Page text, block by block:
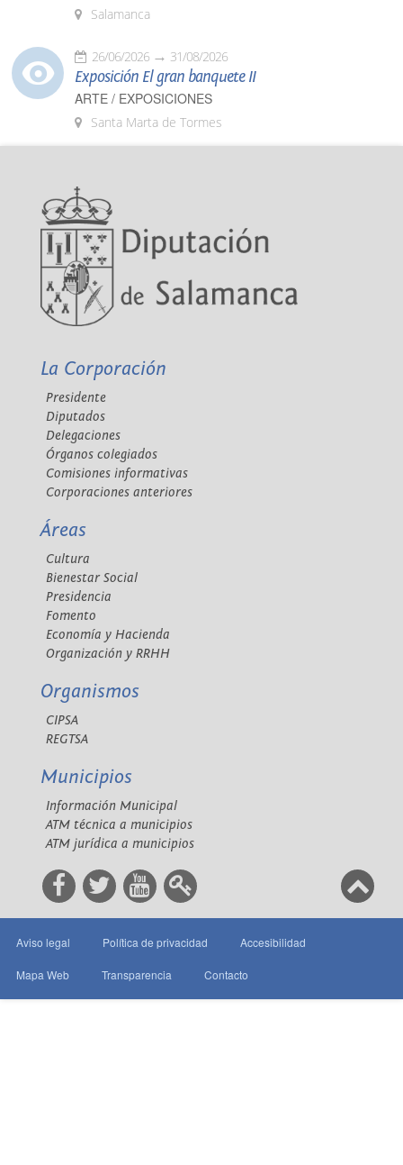
Salamanca
26/06/2026 31/08/2026
Exposición El gran banquete II
ARTE / EXPOSICIONES
Santa Marta de Tormes
La Corporación
Presidente
Diputados
Delegaciones
Órganos colegiados
Comisiones informativas
Corporaciones anteriores
Áreas
Cultura
Bienestar Social
Presidencia
Fomento
Economía y Hacienda
Organización y RRHH
Organismos
CIPSA
REGTSA
Municipios
Información Municipal
ATM técnica a municipios
ATM jurídica a municipios
Aviso legal Política de privacidad Accesibilidad
Mapa Web Transparencia Contacto